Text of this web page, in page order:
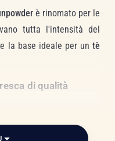
è rinomato per le
tutta l'intensità del
la base ideale per un tè
di qualità
e avvolgente. Un